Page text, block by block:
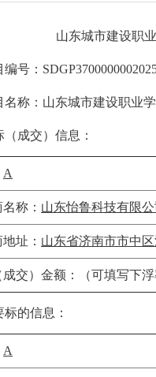
山东城市建设职
号：
称： 山东城市建设职业
（成交）信息：
A
称： 山东怡鲁科技有限公
址： 山东省济南市市中
成交）金额：（可填写下
标的信息：
A